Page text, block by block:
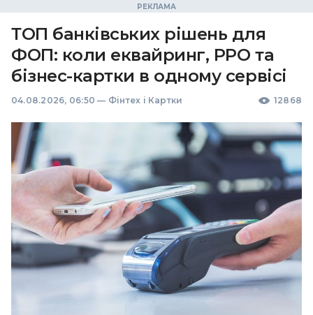
ТОП банківських рішень для
ФОП: коли еквайринг, РРО та
бізнес-картки в одному сервісі
04.08.2026, 06:50 — Фінтех і Картки 12868